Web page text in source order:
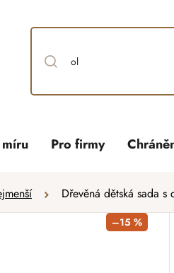
Pro firmy
Dřevěná dětská sada s
–15 %